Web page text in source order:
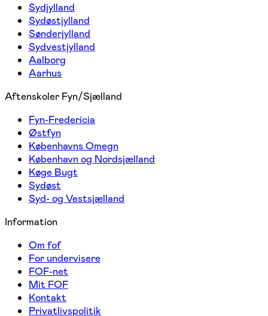
Sydjylland
Sydøstjylland
Sønderjylland
Sydvestjylland
Aalborg
Aarhus
Aftenskoler Fyn/Sjælland
Fyn-Fredericia
Østfyn
Københavns Omegn
København og Nordsjælland
Køge Bugt
Sydøst
Syd- og Vestsjælland
Information
Om fof
For undervisere
FOF-net
Mit FOF
Kontakt
Privatlivspolitik